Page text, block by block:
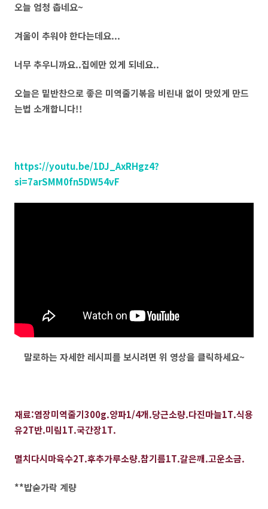
오늘 엄청 춥네요~
겨울이 추워야 한다는데요...
너무 추우니까요..집에만 있게 되네요..
오늘은 밑반찬으로 좋은 미역줄기볶음 비린내 없이 맛있게 만드
는법 소개합니다!!
https://youtu.be/1DJ_AxRHgz4?
si=7arSMM0fn5DW54vF
말로하는 자세한 레시피를 보시려면 위 영상을 클릭하세요~
재료:염장미역줄기300g.양파1/4개.당근소량.다진마늘1T.식용
유2T반.미림1T.국간장1T.
멸치다시마육수2T.후추가루소량.참기름1T.갈은깨.고운소금.
**밥숟가락 계량